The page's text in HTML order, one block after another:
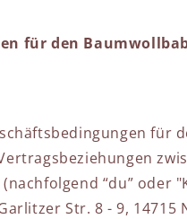
für den
für
“du” oder
Str. 8 - 9, 14715